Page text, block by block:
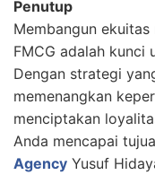
Penutup
Membangun
FMCG adalah kunci
Dengan strategi
memenangkan
menciptakan
Anda mencapai
Agency Yusuf